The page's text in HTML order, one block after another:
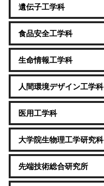
遺伝子工学科
食品安全工学科
生命情報工学科
人間環境デザイン工学科
医用工学科
大学院生物理工学研究科
先端技術総合研究所